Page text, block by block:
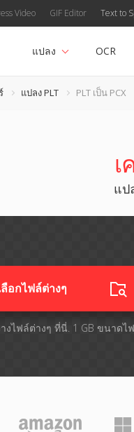
Video GIF Editor Text to
แปลง OCR
แปลง PLT PLT เป็น PCX
เ
แป
ลือกไฟล์ต่างๆ​
งไฟล์ต่างๆ​ ที่นี่. 1 GB ขนาดไ